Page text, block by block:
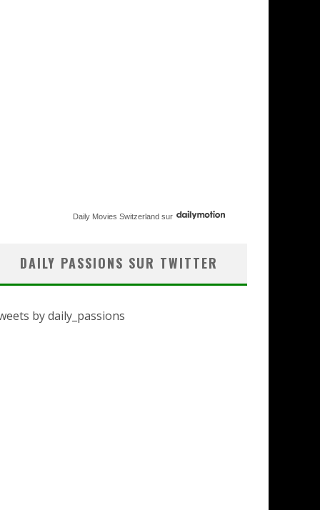
Daily Movies Switzerland sur
DAILY PASSIONS SUR TWITTER
by daily_passions